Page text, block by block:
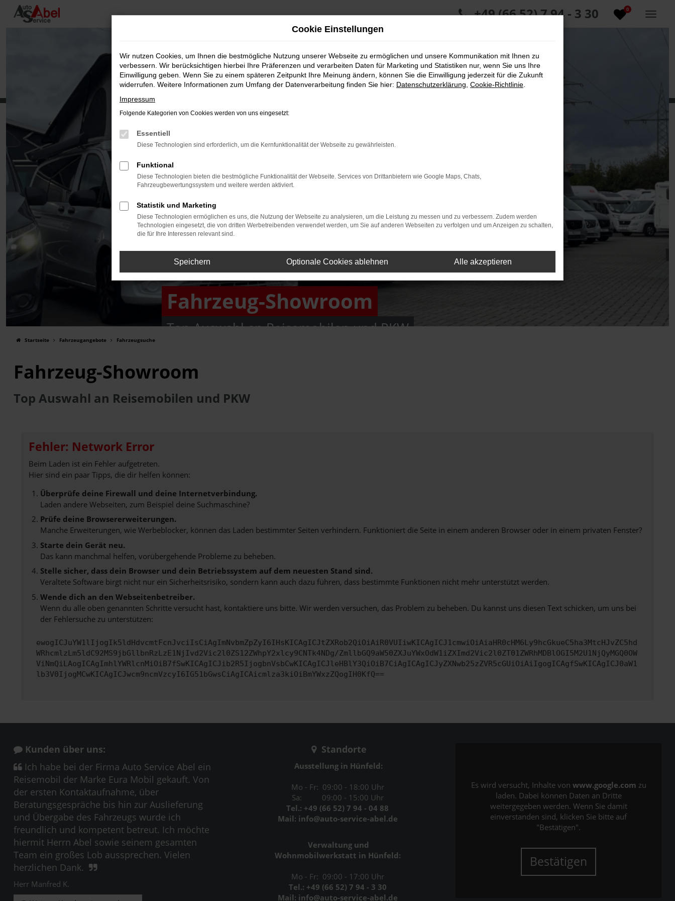
Zum
Hauptinhalt
0
+49 (66 52) 7 94 - 3 30
Fahrzeug-Showroom
Top Auswahl an Reisemobilen und PKW
Startseite Fahrzeugangebote Fahrzeugsuche
Fahrzeug-Showroom
Top Auswahl an Reisemobilen und PKW
Fehler: Network Error
Beim Laden ist ein Fehler aufgetreten.
Hier sind ein paar Tipps, die dir helfen können:
Überprüfe deine Firewall und deine Internetverbindung.
Laden andere Webseiten, zum Beispiel deine Suchmaschine?
Prüfe deine Browsererweiterungen.
Manche Erweiterungen, wie Werbeblocker, können das Laden bestimmter Seiten verhindern. Funktioniert die Seite in einem anderen Browser oder in einem privaten Fenster?
Starte dein Gerät neu.
Das kann manchmal helfen, vorübergehende Probleme zu beheben.
Stelle sicher, dass dein Browser und dein Betriebssystem auf dem neuesten Stand sind.
Veraltete Software birgt nicht nur ein Sicherheitsrisiko, sondern kann auch dazu führen, dass bestimmte Funktionen nicht mehr unterstützt werden.
Wende dich an den Webseitenbetreiber.
Wenn du alle oben genannten Schritte versucht hast, kontaktiere uns bitte. Wir werden versuchen, das Problem zu beheben. Du kannst uns diesen Text schicken, um uns bei
der Fehlersuche zu unterstützen:
ewogICJuYW1lIjogIk5ldHdvcmtFcnJvciIsCiAgImNvbmZpZyI6IHsKICAgICJtZXRob2QiOiAiR0VUIiwKICAgICJ1cmwiOiAiaHR0cHM6Ly9hcGkueC5ha3MtcHJvZC5hd
WRhcmlzLm5ldC92MS9jbGllbnRzLzE1NjIvd2Vic2l0ZS12ZWhpY2xlcy9CNTk4NDg/ZmllbGQ9aW50ZXJuYWxOdW1iZXImd2Vic2l0ZT01ZWRhMDBlOGI5M2U1NjQyMGQ0OW
ViNmQiLAogICAgImhlYWRlcnMiOiB7fSwKICAgICJib2R5IjogbnVsbCwKICAgICJleHBlY3QiOiB7CiAgICAgICJyZXNwb25zZVR5cGUiOiAiIgogICAgfSwKICAgICJ0aW1
lb3V0IjogMCwKICAgICJwcm9ncmVzcyI6IG51bGwsCiAgICAicmlza3kiOiBmYWxzZQogIH0KfQ==
Kunden über uns:
Ich habe bei der Firma Auto Service Abel ein
Reisemobil der Marke Eura Mobil gekauft. Von
der ersten Kontaktaufnahme, über
Beratungsgespräche bis hin zur Auslieferung
und Übergabe des Fahrzeugs wurde ich
freundlich und kompetent betreut. Ich möchte
hiermit Herrn Abel sowie seinem gesamten
Team ein großes Lob aussprechen. Vielen
herzlichen Dank.
Herr Manfred K.
Standorte
Ausstellung in Hünfeld:
Mo - Fr: 09:00 - 18:00 Uhr
Sa: 09:00 - 15:00 Uhr
Tel.: +49 (66 52) 7 94 - 04 88
Mail: info@auto-service-abel.de
Verwaltung und
Wohnmobilwerkstatt in Hünfeld:
Mo - Fr: 09:00 - 17:00 Uhr
Tel.: +49 (66 52) 7 94 - 3 30
Mail: info@auto-service-abel.de
Es wird versucht, Inhalte von www.google.com zu
laden. Dabei können Daten an Dritte
weitergegeben werden. Wenn Sie damit
einverstanden sind, klicken Sie bitte auf
"Bestätigen".
Bestätigen
Cookie Einstellungen
Wir nutzen Cookies, um Ihnen die bestmögliche Nutzung unserer Webseite zu ermöglichen und unsere Kommunikation mit Ihnen zu
verbessern. Wir berücksichtigen hierbei Ihre Präferenzen und verarbeiten Daten für Marketing und Statistiken nur, wenn Sie uns Ihre
Einwilligung geben. Wenn Sie zu einem späteren Zeitpunkt Ihre Meinung ändern, können Sie die Einwilligung jederzeit für die Zukunft
widerrufen. Weitere Informationen zum Umfang der Datenverarbeitung finden Sie hier: Datenschutzerklärung Cookie-Richtlinie
Impressum
Folgende Kategorien von Cookies werden von uns eingesetzt:
Essentiell
Diese Technologien sind erforderlich, um die Kernfunktionalität der Webseite zu gewährleisten.
Funktional
Diese Technologien bieten die bestmögliche Funktionalität der Webseite. Services von Drittanbietern wie Google Maps, Chats,
Fahrzeugbewertungssystem und weitere werden aktiviert.
Statistik und Marketing
Diese Technologien ermöglichen es uns, die Nutzung der Webseite zu analysieren, um die Leistung zu messen und zu verbessern. Zudem werden
Technologien eingesetzt, die von dritten Werbetreibenden verwendet werden, um Sie auf anderen Webseiten zu verfolgen und um Anzeigen zu schalten,
die für Ihre Interessen relevant sind.
Speichern Optionale Cookies ablehnen Alle akzeptieren